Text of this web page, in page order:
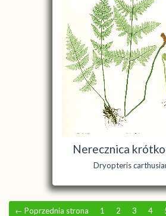
Nerecznica
Dryopteris
← Poprzednia strona 1 2 3 4